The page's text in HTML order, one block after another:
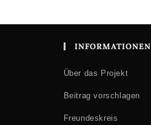
INFORMATIONEN
Über das Projekt
Beitrag vorschlagen
Freundeskreis